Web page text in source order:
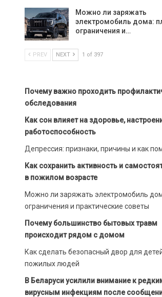
Можно ли заряжать
электромобиль дома:
ограничения и…
PREV NEXT 1 of 397
Почему важно проходить
обследования
Как сон влияет на здоровье,
работоспособность
Депрессия: признаки, причины и как
Как сохранить активность и
в пожилом возрасте
Можно ли заряжать электромобиль
ограничения и практические советы
Почему большинство бытовых травм
происходит рядом с домом
Как сделать безопасный двор для
пожилых людей
В Беларуси усилили внимание к
вирусным инфекциям после